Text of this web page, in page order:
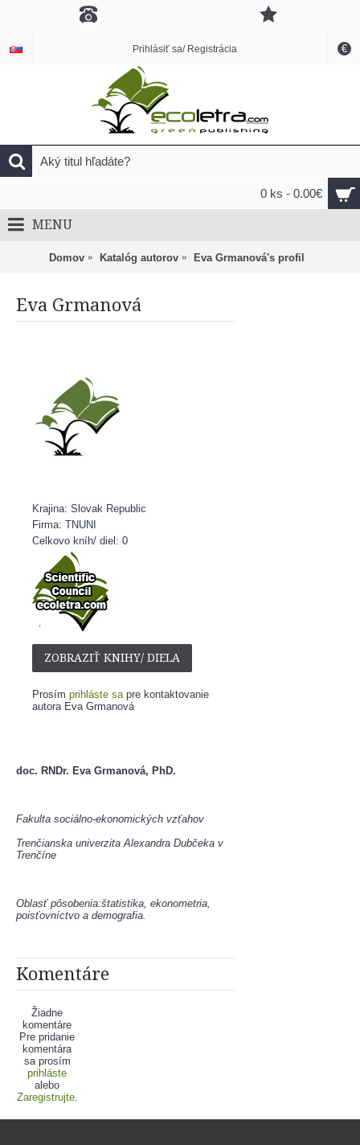
€
Prihlásiť sa/ Registrácia
0 ks - 0.00€
MENU
Domov Katalóg autorov Eva Grmanová's profil
Eva Grmanová
Krajina: Slovak Republic
Firma: TNUNI
Celkovo kníh/ diel: 0
ZOBRAZIŤ KNIHY/ DIELA
Prosím prihláste sapre kontaktovanie
autora Eva Grmanová
doc. RNDr. Eva Grmanová, PhD.
Fakulta sociálno-ekonomických vzťahov
Trenčianska univerzita Alexandra Dubčeka v
Trenčíne
Oblasť pôsobenia:štatistika, ekonometria,
poisťovníctvo a demografia.
Komentáre
Žiadne
komentáre
Pre pridanie
komentára
sa prosím
prihláste
alebo
Zaregistrujte.